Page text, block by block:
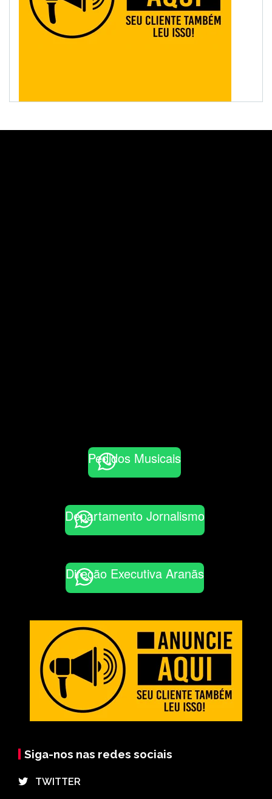
Pedidos Musicais
Departamento Jornalismo
Direção Executiva Aranãs
Siga-nos nas redes sociais
⠀TWITTER